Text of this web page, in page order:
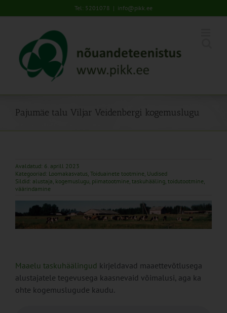
to
Tel: 5201078 | info@pikk.ee
Pajumäe talu Viljar Veidenbergi kogemuslugu
Avaldatud: 6. aprill 2023
Kategooriad: Loomakasvatus, Toiduainete tootmine, Uudised
Sildid: alustaja, kogemuslugu, piimatootmine, taskuhääling, toidutootmine,
väärindamine
Maaelu taskuhäälingud kirjeldavad maaettevõtlusega
alustajatele tegevusega kaasnevaid võimalusi, aga ka
ohte kogemuslugude kaudu.